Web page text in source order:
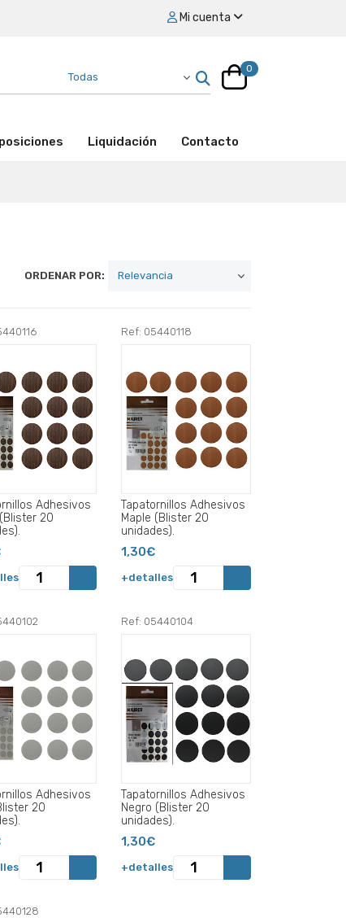
Mi cuenta
0
Liquidación Contacto
ORDENAR POR:
Adhesivos
20
Ref: 05440118
Tapatornillos Adhesivos
Maple (Blister 20
unidades).
1,30€
+detalles
Adhesivos
20
Ref: 05440104
Tapatornillos Adhesivos
Negro (Blister 20
unidades).
1,30€
+detalles